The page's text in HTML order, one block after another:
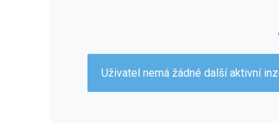
Uživatel nemá žádné další aktivní